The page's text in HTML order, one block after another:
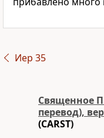
Иер 35
Священное
перевод),
(CARST)